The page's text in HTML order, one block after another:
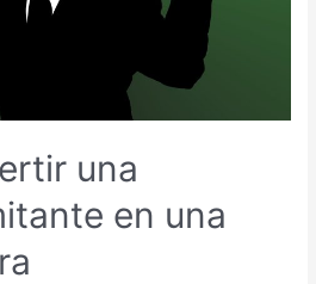
una
en una